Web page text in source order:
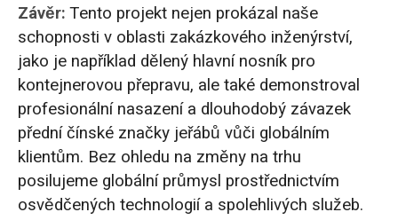
Závěr:Tento projekt nejen prokázal naše
schopnosti v oblasti zakázkového inženýrství,
jako je například dělený hlavní nosník pro
kontejnerovou přepravu, ale také demonstroval
profesionální nasazení a dlouhodobý závazek
přední čínské značky jeřábů vůči globálním
klientům. Bez ohledu na změny na trhu
posilujeme globální průmysl prostřednictvím
osvědčených technologií a spolehlivých služeb.